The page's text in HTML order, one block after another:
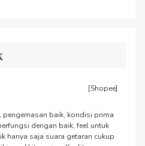
[Shopee]
pengemasan baik, kondisi prima
dengan baik, feel untuk
hanya saja suara getaran cukup